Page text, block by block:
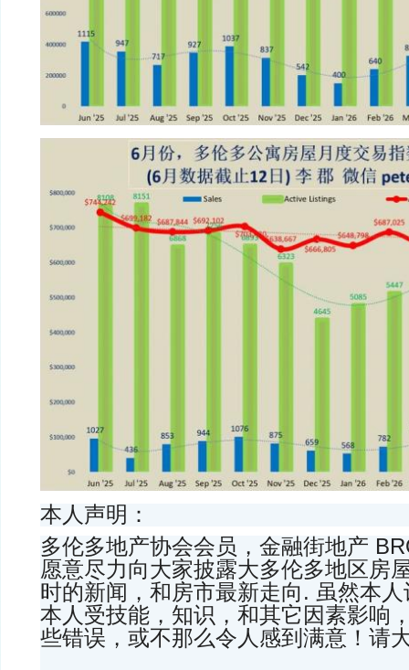
本人声明：
多伦多地产协会会员，金融街地产
愿意尽力向大家披露大多伦多地区房
时的新闻，和房市最新走向. 虽然本
本人受技能，知识，和其它因素影响
些错误，或不那么令人感到满意！请